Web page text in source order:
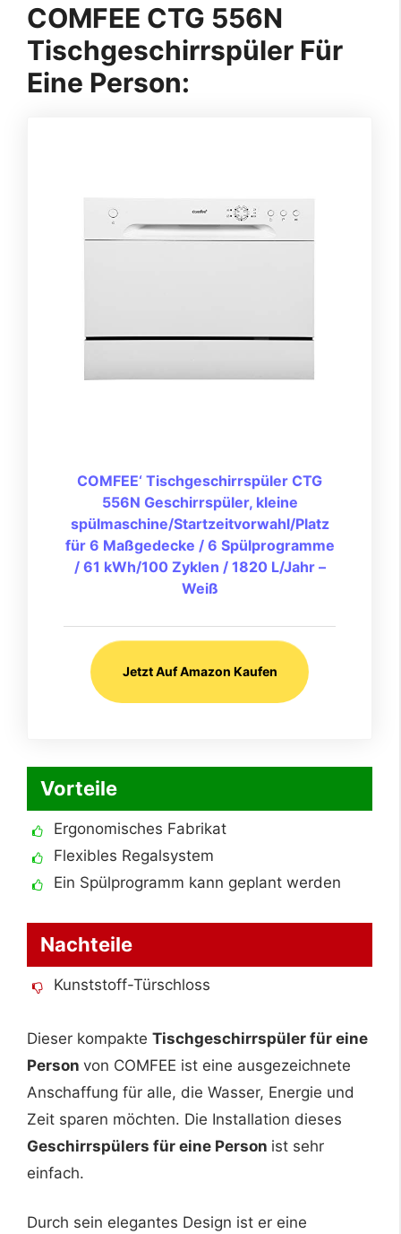
COMFEE CTG 556N
Tischgeschirrspüler Für
Eine Person:
COMFEE‘ Tischgeschirrspüler CTG
556N Geschirrspüler, kleine
spülmaschine/Startzeitvorwahl/Platz
für 6 Maßgedecke / 6 Spülprogramme
/ 61 kWh/100 Zyklen / 1820 L/Jahr –
Weiß
Jetzt Auf Amazon Kaufen
Vorteile
Ergonomisches Fabrikat
Flexibles Regalsystem
Ein Spülprogramm kann geplant werden
Nachteile
Kunststoff-Türschloss
Dieser kompakte Tischgeschirrspüler für eine
Person von COMFEE ist eine ausgezeichnete
Anschaffung für alle, die Wasser, Energie und
Zeit sparen möchten. Die Installation dieses
Geschirrspülers für eine Person ist sehr
einfach.
Durch sein elegantes Design ist er eine